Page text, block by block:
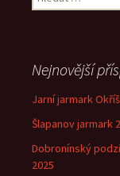
Nejnovější
Jarní jarmark
Šlapanov jarmark
Dobronínský
2025